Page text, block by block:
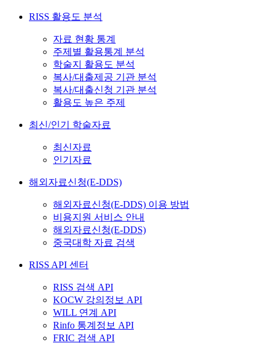
RISS 활용도 분석
자료 현황 통계
주제별 활용통계 분석
학술지 활용도 분석
복사/대출제공 기관 분석
복사/대출신청 기관 분석
활용도 높은 주제
최신/인기 학술자료
최신자료
인기자료
해외자료신청(E-DDS)
해외자료신청(E-DDS) 이용 방법
비용지원 서비스 안내
해외자료신청(E-DDS)
중국대학 자료 검색
RISS API 센터
RISS 검색 API
KOCW 강의정보 API
WILL 연계 API
Rinfo 통계정보 API
FRIC 검색 API